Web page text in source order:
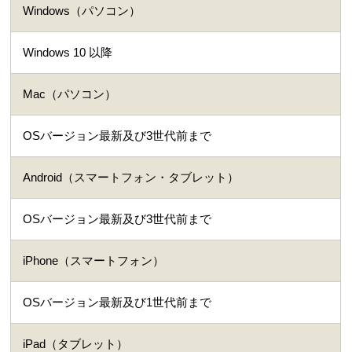
Windows（パソコン）
Windows 10 以降
Mac（パソコン）
OSバージョン最新及び3世代前まで
Android（スマートフォン・タブレット）
OSバージョン最新及び3世代前まで
iPhone（スマートフォン）
OSバージョン最新及び1世代前まで
iPad（タブレット）